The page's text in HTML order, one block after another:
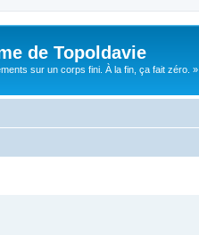
de Topoldavie
sur un corps fini. À la fin, ça fait zéro. »